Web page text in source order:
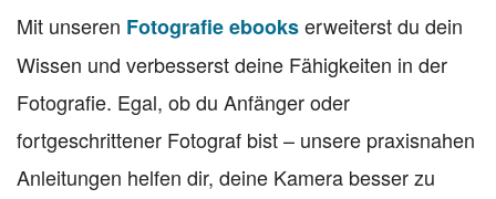
Mit unseren Fotografie ebookserweiterst du dein
Wissen und verbesserst deine Fähigkeiten in der
Fotografie. Egal, ob du Anfänger oder
fortgeschrittener Fotograf bist – unsere praxisnahen
Anleitungen helfen dir, deine Kamera besser zu